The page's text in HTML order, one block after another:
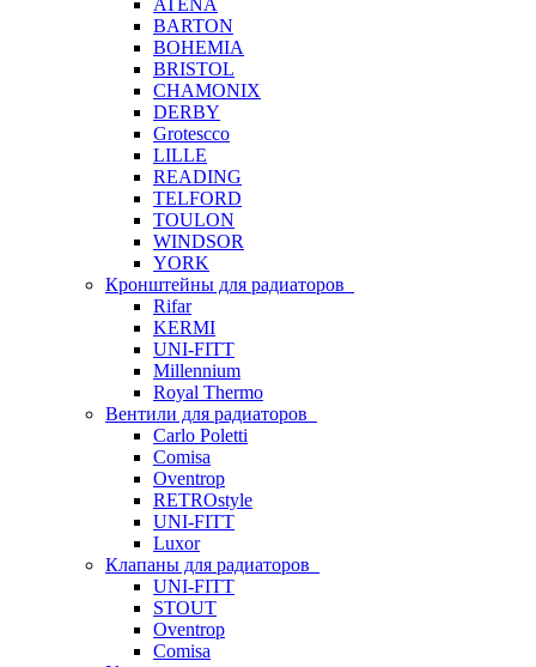
ATENA
BARTON
BOHEMIA
BRISTOL
CHAMONIX
DERBY
Grotescco
LILLE
READING
TELFORD
TOULON
WINDSOR
YORK
Кронштейны для радиаторов
Rifar
KERMI
UNI-FITT
Millennium
Royal Thermo
Вентили для радиаторов
Carlo Poletti
Comisa
Oventrop
RETROstyle
UNI-FITT
Luxor
Клапаны для радиаторов
UNI-FITT
STOUT
Oventrop
Comisa